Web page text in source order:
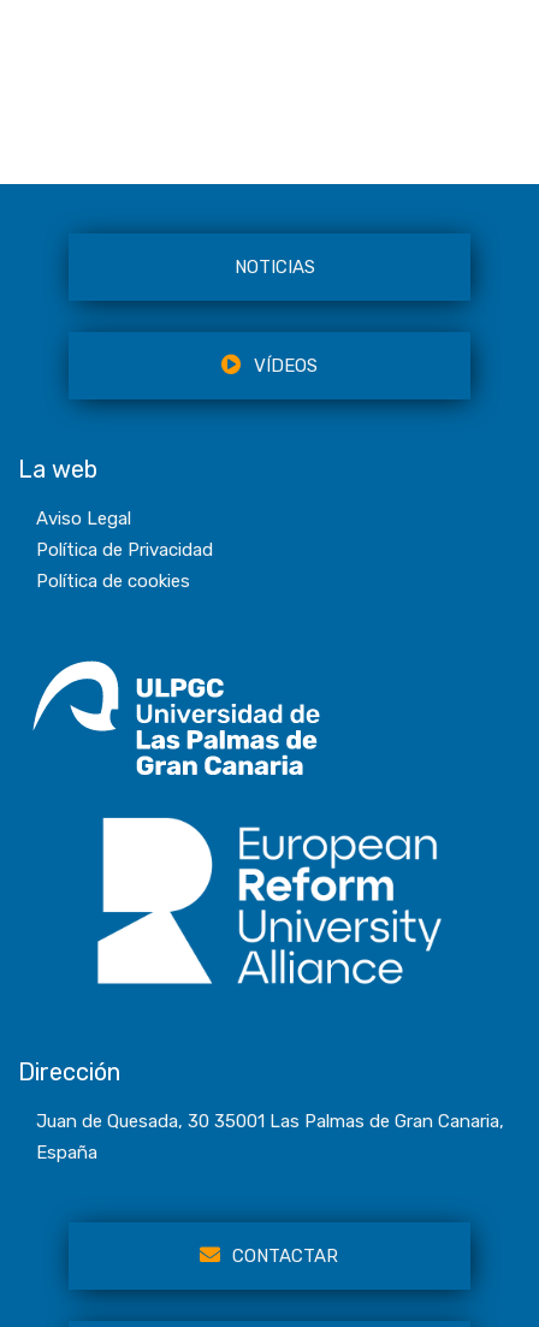
NOTICIAS
VÍDEOS
La web
Aviso Legal
Política de Privacidad
Política de cookies
Dirección
Juan de Quesada, 30 35001 Las Palmas de Gran Canaria,
España
CONTACTAR